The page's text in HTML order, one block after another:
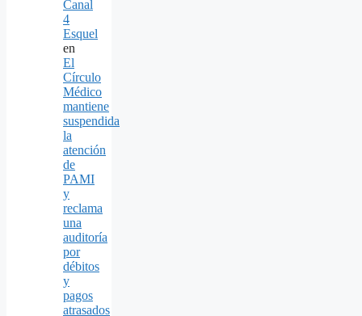
Canal
4
Esquel
en
El
Círculo
Médico
mantiene
suspendida
la
atención
de
PAMI
y
reclama
una
auditoría
por
débitos
y
pagos
atrasados